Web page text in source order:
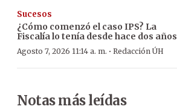
Sucesos
¿Cómo comenzó el caso IPS? La
Fiscalía lo tenía desde hace dos años
Agosto 7, 2026 11:14 a. m. · Redacción ÚH
Notas más leídas